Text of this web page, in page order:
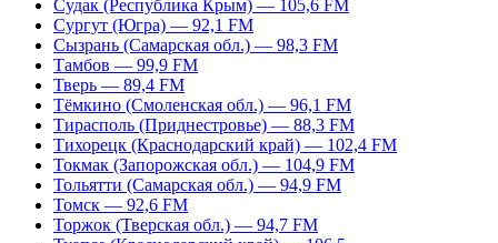
Судак (Республика Крым) — 105,6 FM
Сургут (Югра) — 92,1 FM
Сызрань (Самарская обл.) — 98,3 FM
Тамбов — 99,9 FM
Тверь — 89,4 FM
Тёмкино (Смоленская обл.) — 96,1 FM
Тирасполь (Приднестровье) — 88,3 FM
Тихорецк (Краснодарский край) — 102,4 FM
Токмак (Запорожская обл.) — 104,9 FM
Тольятти (Самарская обл.) — 94,9 FM
Томск — 92,6 FM
Торжок (Тверская обл.) — 94,7 FM